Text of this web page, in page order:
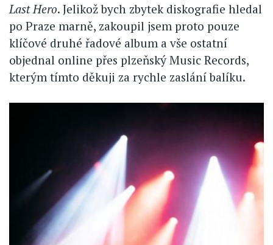
Last Hero. Jelikož bych zbytek diskografie hledal
po Praze marně, zakoupil jsem proto pouze
klíčové druhé řadové album a vše ostatní
objednal online přes plzeňský Music Records,
kterým tímto děkuji za rychle zaslání balíku.